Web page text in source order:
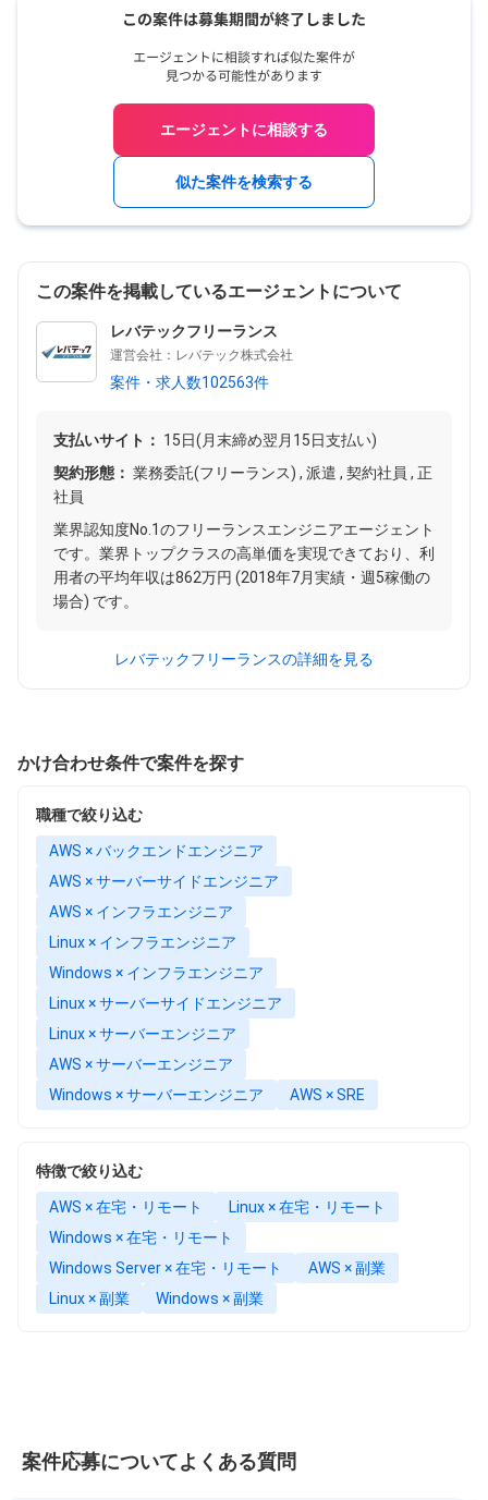
エージェントに相談する
似た案件を検索する
この案件を掲載しているエージェントについて
レバテックフリーランス
運営会社：レバテック株式会社
案件・求人数102563件
支払いサイト： 15日(月末締め翌月15日支払い)
契約形態： 業務委託(フリーランス) , 派遣 , 契約社員 , 正
社員
業界認知度No.1のフリーランスエンジニアエージェント
です。業界トップクラスの高単価を実現できており、利
用者の平均年収は862万円 (2018年7月実績・週5稼働の
場合) です。
レバテックフリーランスの詳細を見る
かけ合わせ条件で案件を探す
職種で絞り込む
AWS × バックエンドエンジニア
AWS × サーバーサイドエンジニア
AWS × インフラエンジニア
Linux × インフラエンジニア
Windows × インフラエンジニア
Linux × サーバーサイドエンジニア
Linux × サーバーエンジニア
AWS × サーバーエンジニア
Windows × サーバーエンジニア
AWS × SRE
特徴で絞り込む
AWS × 在宅・リモート
Linux × 在宅・リモート
Windows × 在宅・リモート
Windows Server × 在宅・リモート
AWS × 副業
Linux × 副業
Windows × 副業
案件応募についてよくある質問